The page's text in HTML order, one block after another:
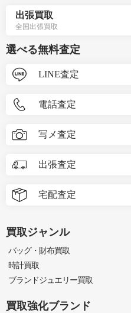
出張買取
全国出張買取
選べる無料査定
LINE査定
電話査定
写メ査定
出張査定
宅配査定
買取ジャンル
バッグ・財布買取
時計買取
ブランドジュエリー買取
買取強化ブランド